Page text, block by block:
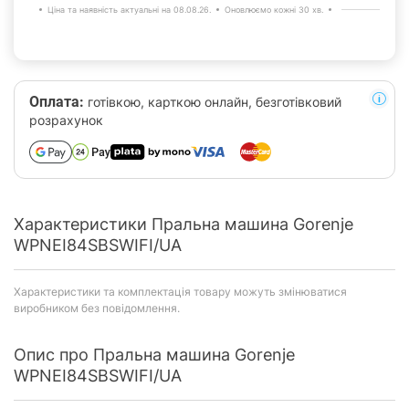
Ціна та наявність актуальні на 08.08.26. Оновлюємо кожні 30 хв.
Оплата: готівкою, карткою онлайн, безготівковий
розрахунок
Характеристики Пральна машина Gorenje
WPNEI84SBSWIFI/UA
Характеристики та комплектація товару можуть змінюватися
виробником без повідомлення.
Опис про Пральна машина Gorenje
WPNEI84SBSWIFI/UA